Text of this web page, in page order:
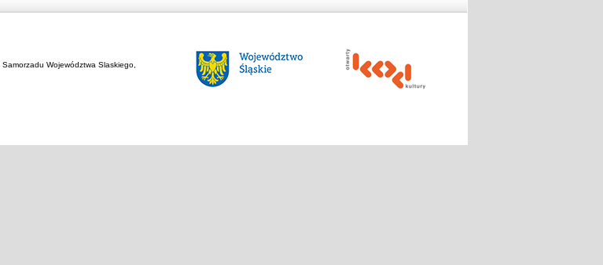
Samorzadu Województwa Slaskiego,